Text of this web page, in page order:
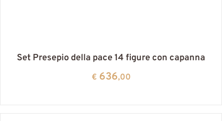
Set Presepio della pace 14 figure con capanna
€636,00